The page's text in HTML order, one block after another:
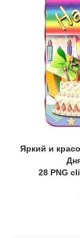
Яркий и
28 PNG